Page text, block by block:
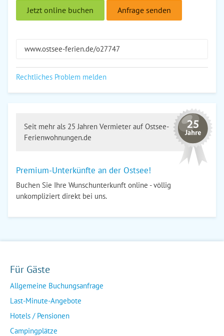
Jetzt online buchen Anfrage senden
www.ostsee-ferien.de/o27747
Rechtliches Problem melden
Seit mehr als 25 Jahren Vermieter auf Ostsee-
Ferienwohnungen.de
Premium-Unterkünfte an der Ostsee!
Buchen Sie Ihre Wunschunterkunft online - völlig
unkompliziert direkt bei uns.
Für Gäste
Allgemeine Buchungsanfrage
Last-Minute-Angebote
Hotels / Pensionen
Campingplätze